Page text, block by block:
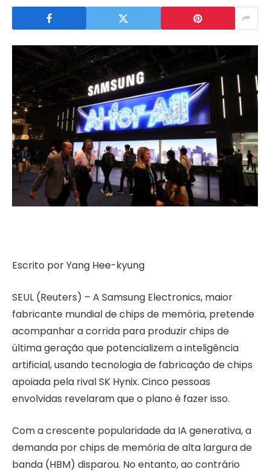
Escrito por Yang Hee-kyung
SEUL (Reuters) – A Samsung Electronics, maior
fabricante mundial de chips de memória, pretende
acompanhar a corrida para produzir chips de
última geração que potencializem a inteligência
artificial, usando tecnologia de fabricação de chips
apoiada pela rival SK Hynix. Cinco pessoas
envolvidas revelaram que o plano é fazer isso.
Com a crescente popularidade da IA ​​generativa, a
demanda por chips de memória de alta largura de
banda (HBM) disparou. No entanto, ao contrário